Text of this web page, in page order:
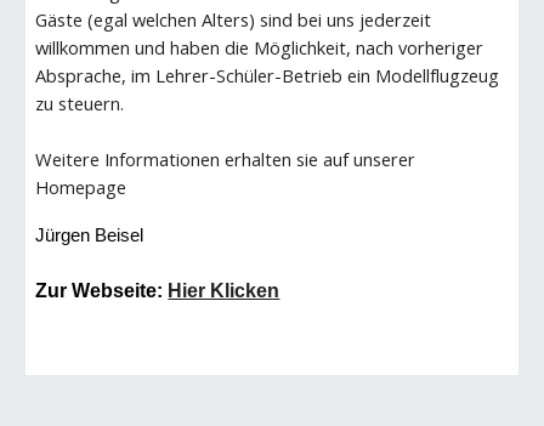
Gäste (egal welchen Alters) sind bei uns jederzeit
willkommen und haben die Möglichkeit, nach vorheriger
Absprache, im Lehrer-Schüler-Betrieb ein Modellflugzeug
zu steuern.
Weitere Informationen erhalten sie auf unserer
Homepage
Jürgen Beisel
Zur Webseite: Hier Klicken